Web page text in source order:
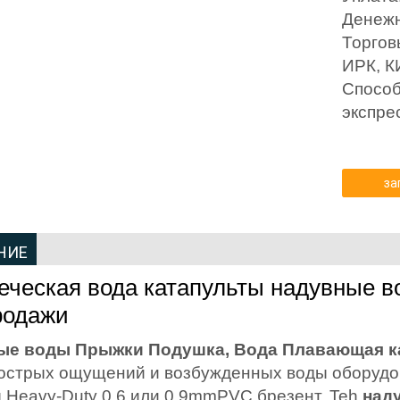
ИРК,
вода катапульты надувные
воды Прыжки Подушка, Вода Плавающая
ощущений и возбужденных воды
Duty 0.6 или 0.9mmPVC брезент. Teh